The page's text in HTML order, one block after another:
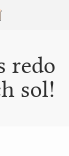
redo
sol!